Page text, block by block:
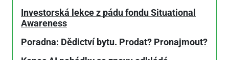
Investorská lekce z pádu fondu Situational
Awareness
Poradna: Dědictví bytu. Prodat? Pronajmout?